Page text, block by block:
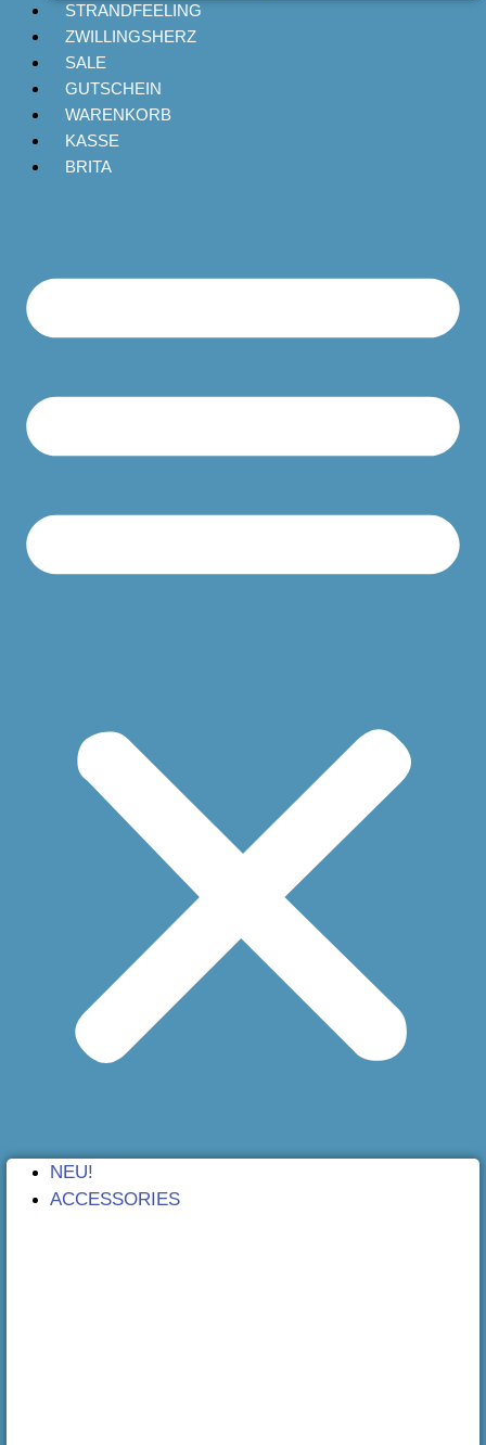
STRANDFEELING
ZWILLINGSHERZ
SALE
GUTSCHEIN
WARENKORB
KASSE
BRITA
NEU!
ACCESSORIES